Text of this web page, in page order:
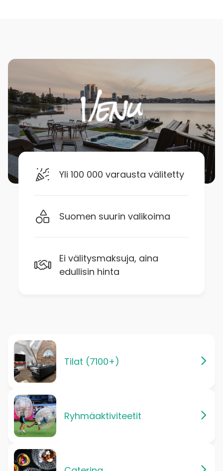
- Paintball
- Ilmailuaktiviteetit (mm. laskuvarjohyppy,
tandemhyppy)
- Kilpa-auto kyyditykset
- Kuntosali
- Rullaluistelu/rullasuksirata
- Koiravaljakkkoajo
- Leikkipuisto
- Pulkkamäet
Yli 100 000 varausta välitetty
Suomen suurin valikoima
Ei välitysmaksuja, aina
edullisin hinta
Tilat (7100+)
Ryhmäaktiviteetit